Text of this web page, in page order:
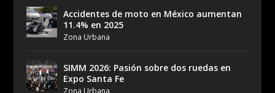
Accidentes de moto en México aumentan
11.4% en 2025
Zona Urbana
SIMM 2026: Pasión sobre dos ruedas en
Expo Santa Fe
Zona Urbana